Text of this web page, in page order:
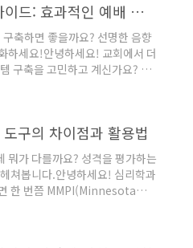
리밍 환경을 구축할 수 있을까
터 장비 선택, 최적화된 소프트웨
수 있는 팁들을 정리해보겠습니
단계 업그레이드해볼까요?목차
화 2. 원활한 송출을 위한 하
교회 방송 시스템 구축 가이드: 효과적인 예배 환경 만들기
축하면 좋을까요? 선명한 음향
하세요!안녕하세요! 교회에서 더
구축을 고민하고 계신가요? 최
프라인 예배를 동시에 운영하면
이 더욱 커지고 있습니다. 하지
실 수도 있습니다. 이번 포스트
터 끝까지 구축하는 방법을 자세
라이브 스트리밍까지 모두 아우
제, 함께 교회의 예배 환경을 더
송 시스템 개요 2. 음향 시스템..
구의 차이점과 활용법
뭐가 다를까요? 성격을 평가하는
쳐봅니다.안녕하세요! 심리학과
한 번쯤 MMPI(Minnesota
와 TCI(Temperament
들어보셨을 거예요. 두 검사